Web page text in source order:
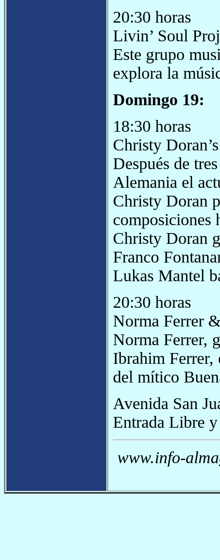
20:30 horas
Livin’ Soul
Este grupo
explora la
Domingo 19:
18:30 horas
Christy
Después de
Alemania el
Christy Doran
composiciones
Christy Doran
Franco
Lukas Mantel
20:30 horas
Norma Ferrer
Norma Ferrer,
Ibrahim Ferrer,
del mítico
Avenida San
Entrada Libre
www.info-